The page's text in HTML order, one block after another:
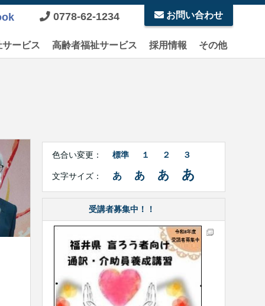
0778-62-1234 お問い合わせ
ービス 高齢者福祉サービス 採用情報 その他
Right
Side
合
色合い変更： 標準 １ ２ ３
文字サイズ： あ あ あ あ
受講者募集中！！